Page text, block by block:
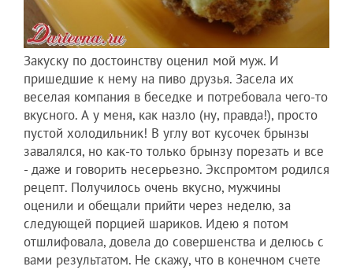
Закуску по достоинству оценил мой муж. И
пришедшие к нему на пиво друзья. Засела их
веселая компания в беседке и потребовала чего-то
вкусного. А у меня, как назло (ну, правда!), просто
пустой холодильник! В углу вот кусочек брынзы
завалялся, но как-то только брынзу порезать и все
- даже и говорить несерьезно. Экспромтом родился
рецепт. Получилось очень вкусно, мужчины
оценили и обещали прийти через неделю, за
следующей порцией шариков. Идею я потом
отшлифовала, довела до совершенства и делюсь с
вами результатом. Не скажу, что в конечном счете